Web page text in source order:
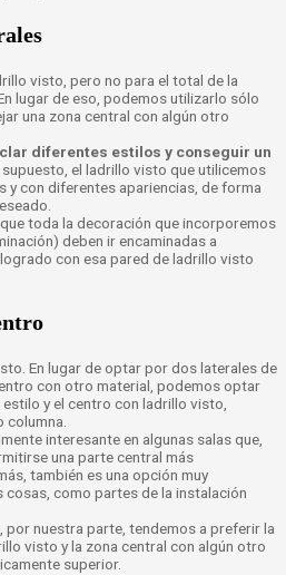
visto, pero no para el total de la
lugar de eso, podemos utilizarlo sólo
una zona central con algún otro
diferentes estilos y conseguir un
supuesto, el ladrillo visto que utilicemos
y con diferentes apariencias, de forma
toda la decoración que incorporemos
deben ir encaminadas a
con esa pared de ladrillo visto
En lugar de optar por dos laterales de
con otro material, podemos optar
y el centro con ladrillo visto,
columna.
interesante en algunas salas que,
una parte central más
también es una opción muy
como partes de la instalación
por nuestra parte, tendemos a preferir la
visto y la zona central con algún otro
superior.